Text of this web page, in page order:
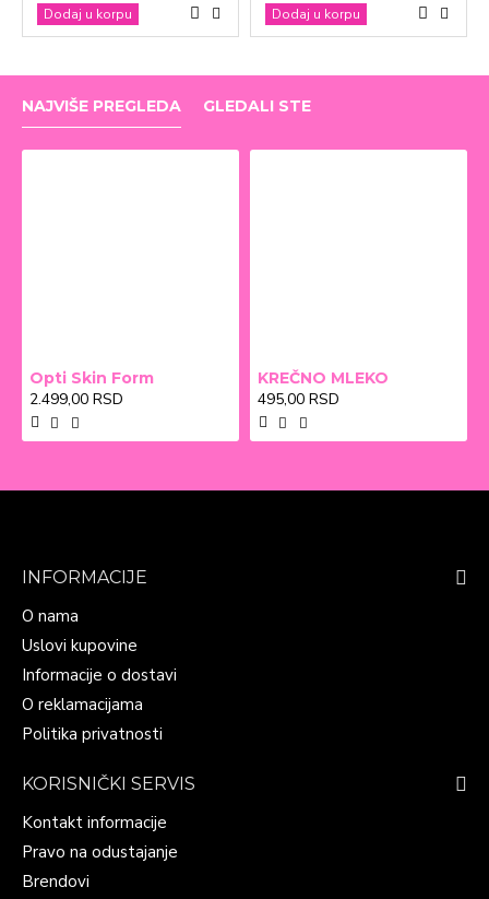
Dodaj u korpu Dodaj u korpu
NAJVIŠE PREGLEDA GLEDALI STE
Opti Skin Form
2.499,00 RSD
KREČNO MLEKO
495,00 RSD
INFORMACIJE
O nama
Uslovi kupovine
Informacije o dostavi
O reklamacijama
Politika privatnosti
KORISNIČKI SERVIS
Kontakt informacije
Pravo na odustajanje
Brendovi